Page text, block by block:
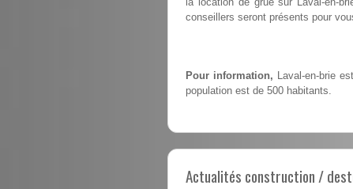
conseillers seront présents pour
Pour information, Laval-en-brie
population est de 500 habitants.
Actualités construction /